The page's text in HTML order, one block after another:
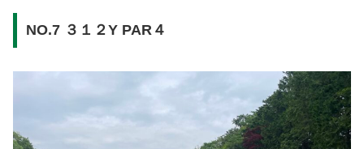
NO.7 ３１２Y PAR４